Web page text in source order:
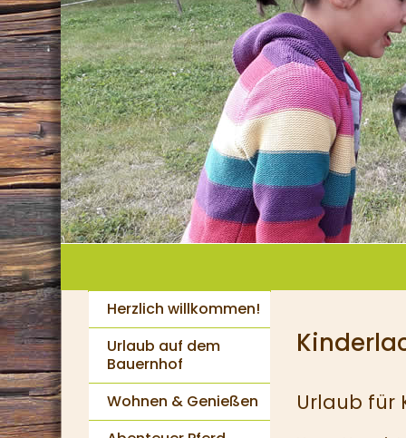
Herzlich willkommen!
Urlaub auf dem
Bauernhof
Wohnen & Genießen
Urlaub für